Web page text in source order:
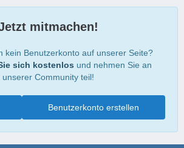
mitmachen!
kein Benutzerkonto auf unserer Seite?
sich kostenlos und nehmen Sie an
unserer Community teil!
Benutzerkonto erstellen